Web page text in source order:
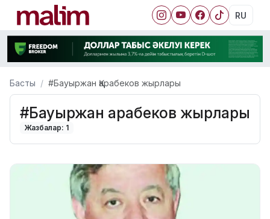
RU
Басты #Бауыржан Қарабеков жырлары
#Бауыржан Қарабеков жырлары
Жазбалар: 1